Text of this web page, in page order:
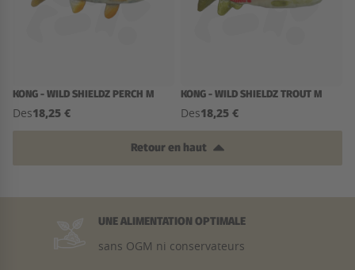
KONG - WILD SHIELDZ PERCH M
Des18,25 €
KONG - WILD SHIELDZ TROUT M
Des18,25 €
Retour en haut
UNE ALIMENTATION OPTIMALE
sans OGM ni conservateurs